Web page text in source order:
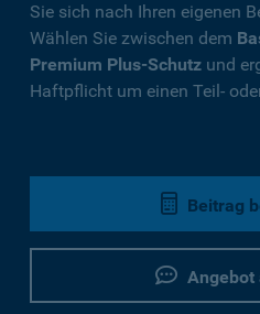
Sie sich nach Ihren eigenen
Wählen Sie zwischen dem
Premium Plus-Schutz und
Haftpflicht um einen Teil-
Beitrag
Angebot